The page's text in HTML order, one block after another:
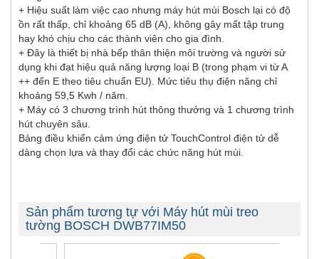
+ Hiệu suất làm việc cao nhưng máy hút mùi Bosch lại có độ
ồn rất thấp, chỉ khoảng 65 dB (A), không gây mất tập trung
hay khó chịu cho các thành viên cho gia đình.
+ Đây là thiết bị nhà bếp thân thiện môi trường và người sử
dụng khi đạt hiệu quả năng lượng loại B (trong phạm vi từ A
++ đến E theo tiêu chuẩn EU). Mức tiêu thụ điện năng chỉ
khoảng 59,5 Kwh / năm.
+ Máy có 3 chương trình hút thông thưởng và 1 chương trình
hút chuyên sâu.
Bảng điều khiển cảm ứng điện tử TouchControl điện tử dễ
dàng chọn lựa và thay đổi các chức năng hút mùi.
Sản phẩm tương tự với Máy hút mùi treo
tường BOSCH DWB77IM50